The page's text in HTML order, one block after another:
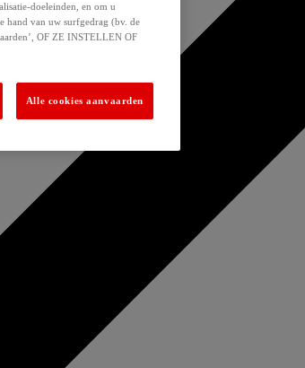
doeleinden, en om u
hand van uw surfgedrag (bv. de
OF ZE INSTELLEN OF
Alle cookies aanvaarden